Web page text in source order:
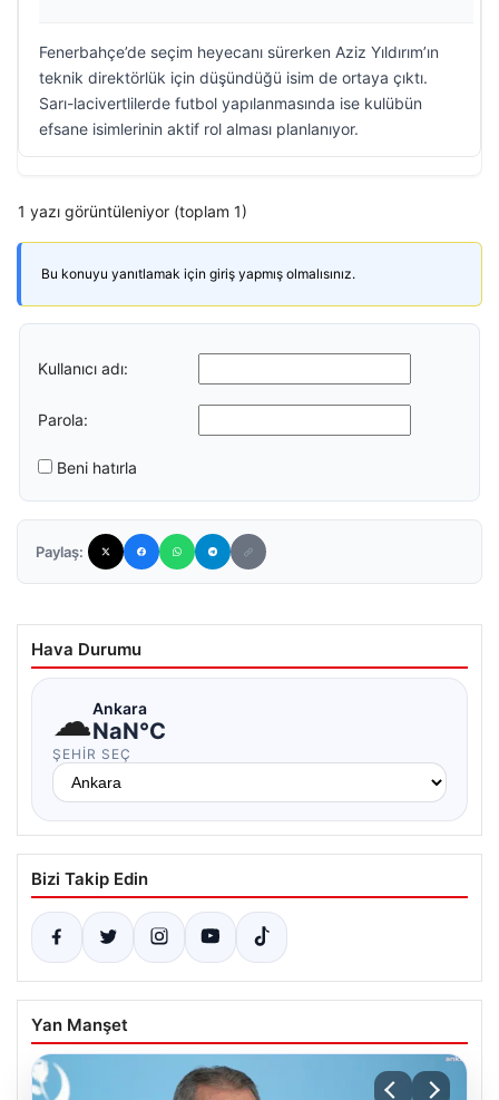
Fenerbahçe’de seçim heyecanı sürerken Aziz Yıldırım’ın
teknik direktörlük için düşündüğü isim de ortaya çıktı.
Sarı-lacivertlilerde futbol yapılanmasında ise kulübün
efsane isimlerinin aktif rol alması planlanıyor.
1 yazı görüntüleniyor (toplam 1)
Bu konuyu yanıtlamak için giriş yapmış olmalısınız.
Kullanıcı adı:
Parola:
Beni hatırla
Paylaş:
Hava Durumu
☁Ankara
NaN°C
ŞEHIR SEÇ
Bizi Takip Edin
Yan Manşet